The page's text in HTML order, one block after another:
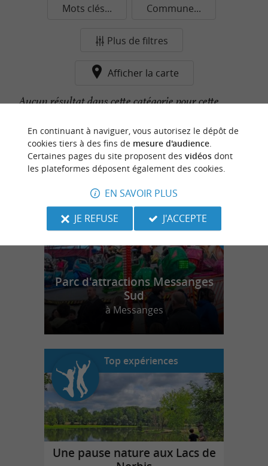
Mots clés... Commune...
Plus de filtres
Afficher la carte
Aucun résultat dans cette catégorie pour cette
n
o
t
r
e
c
o
u
p
d
e
c
o
e
u
r
Parc d'attractions Messanges
Sud
à Messanges
Top expériences
Une pause nature aux Lacs de
En continuant à naviguer, vous autorisez le dépôt de
cookies tiers à des fins de mesure d'audience.
Certaines pages du site proposent des vidéosdont
les plateformes déposent également des cookies.
EN SAVOIR PLUS
JE REFUSE
J'ACCEPTE